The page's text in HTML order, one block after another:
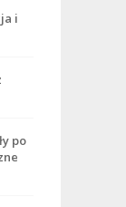
i
po